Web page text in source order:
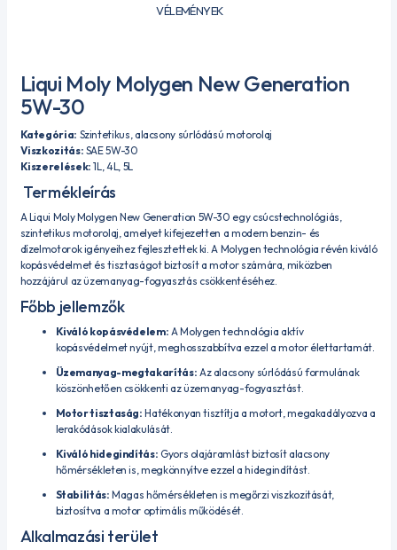
VÉLEMÉNYEK
Liqui Moly Molygen New Generation
5W-30
Kategória: Szintetikus, alacsony súrlódású motorolaj
Viszkozitás: SAE 5W-30
Kiszerelések: 1L, 4L, 5L
Termékleírás
ALiqui Moly Molygen New Generation 5W-30 egy csúcstechnológiás,
szintetikus motorolaj, amelyet kifejezetten a modern benzin- és
dízelmotorok igényeihez fejlesztettek ki. A Molygen technológia révén kiváló
kopásvédelmet és tisztaságot biztosít a motor számára, miközben
hozzájárul az üzemanyag-fogyasztás csökkentéséhez.
Főbb jellemzők
Kiváló kopásvédelem: A Molygen technológia aktív
kopásvédelmet nyújt, meghosszabbítva ezzel a motor élettartamát.
Üzemanyag-megtakarítás: Az alacsony súrlódású formulának
köszönhetően csökkenti az üzemanyag-fogyasztást.
Motor tisztaság: Hatékonyan tisztítja a motort, megakadályozva a
lerakódások kialakulását.
Kiváló hidegindítás: Gyors olajáramlást biztosít alacsony
hőmérsékleten is, megkönnyítve ezzel a hidegindítást.
Stabilitás: Magas hőmérsékleten is megőrzi viszkozitását,
biztosítva a motor optimális működését.
Alkalmazási terület